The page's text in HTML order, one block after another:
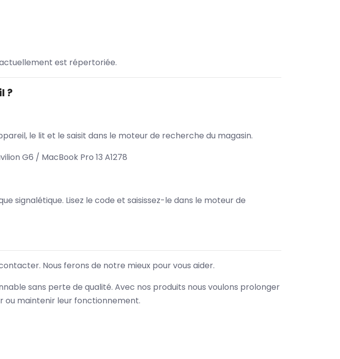
est répertoriée.
?
le lit et le saisit dans le moteur de recherche du magasin.
G6 / MacBook Pro 13 A1278
signalétique. Lisez le code et saisissez-le dans le moteur de
Nous ferons de notre mieux pour vous aider.
sans perte de qualité. Avec nos produits nous voulons prolonger
ou maintenir leur fonctionnement.